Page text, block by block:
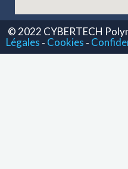
© 2022 CYBERTECH
Légales - Cookies -